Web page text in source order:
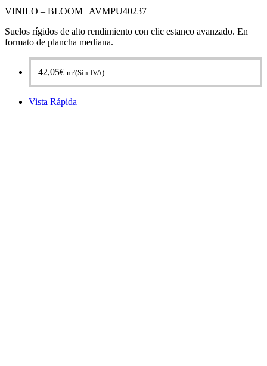
VINILO – BLOOM | AVMPU40237
Suelos rígidos de alto rendimiento con clic estanco avanzado. En
formato de plancha mediana.
42,05€ m²(Sin IVA)
Vista Rápida